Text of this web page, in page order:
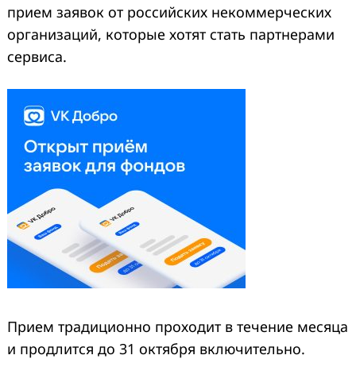
прием заявок от российских некоммерческих
организаций, которые хотят стать партнерами
сервиса.
Прием традиционно проходит в течение месяца
и продлится до 31 октября включительно.